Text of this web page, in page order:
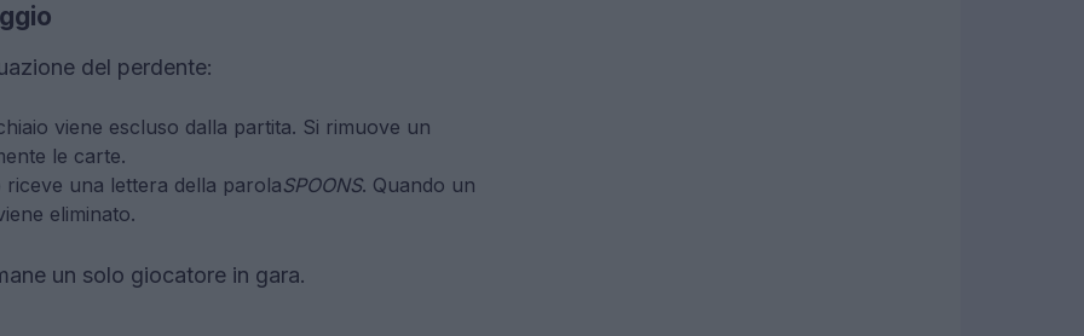
del perdente:
viene escluso dalla partita. Si rimuove un
le carte.
una lettera della parolaSPOONS. Quando un
eliminato.
un solo giocatore in gara.